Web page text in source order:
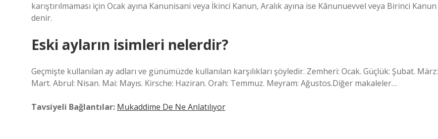
karıştırılmaması için Ocak ayına Kanunisani veya İkinci Kanun, Aralık ayına ise Kânunuevvel veya Birinci Kanun
denir.
Eski ayların isimleri nelerdir?
Geçmişte kullanılan ay adları ve günümüzde kullanılan karşılıkları şöyledir. Zemheri: Ocak. Güçlük: Şubat. März:
Mart. Abrul: Nisan. Mai: Mayıs. Kirsche: Haziran. Orah: Temmuz. Meyram: Ağustos.Diğer makaleler…
Tavsiyeli Bağlantılar: Mukaddime De Ne Anlatılıyor